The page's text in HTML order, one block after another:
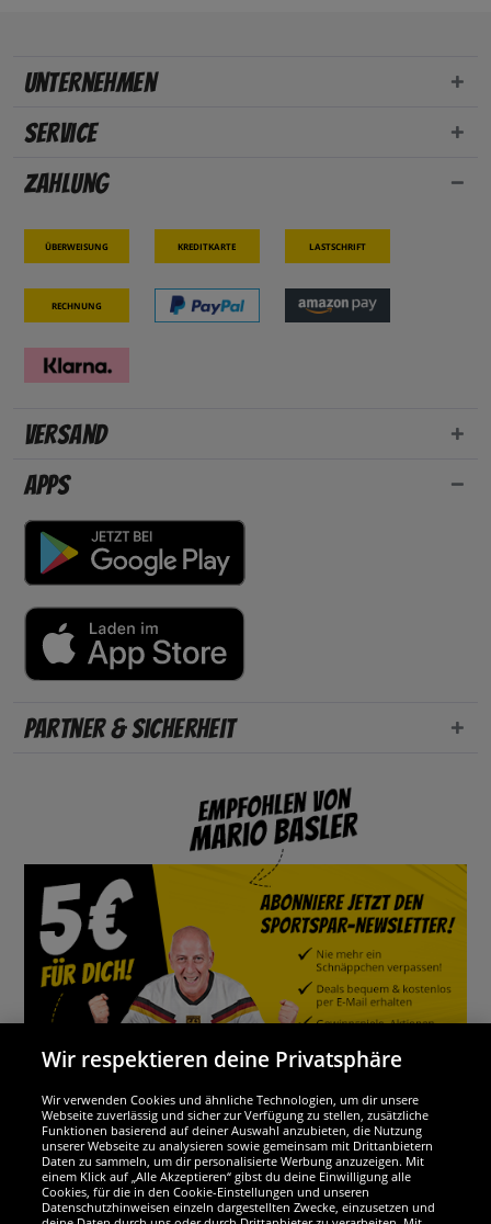
Unternehmen
Service
Zahlung
Überweisung Kreditkarte Lastschrift
Rechnung
Versand
Apps
Partner & Sicherheit
Wir sind ausgezeichnet
Wir respektieren deine Privatsphäre
Wir verwenden Cookies und ähnliche Technologien, um dir unsere
Webseite zuverlässig und sicher zur Verfügung zu stellen, zusätzliche
Funktionen basierend auf deiner Auswahl anzubieten, die Nutzung
unserer Webseite zu analysieren sowie gemeinsam mit Drittanbietern
Daten zu sammeln, um dir personalisierte Werbung anzuzeigen. Mit
einem Klick auf „Alle Akzeptieren“ gibst du deine Einwilligung alle
Cookies, für die in den Cookie-Einstellungen und unseren
Datenschutzhinweisen einzeln dargestellten Zwecke, einzusetzen und